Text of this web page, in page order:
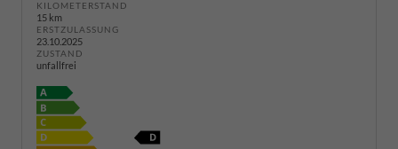
KILOMETERSTAND
15 km
ERSTZULASSUNG
23.10.2025
ZUSTAND
unfallfrei